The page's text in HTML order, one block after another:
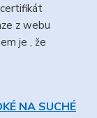
z webu
je , že
NA SUCHÉ